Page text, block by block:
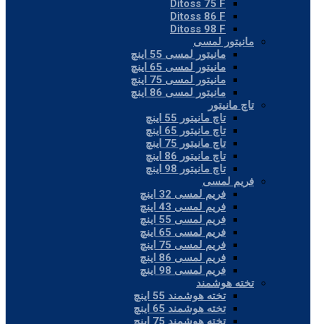
Ditoss 75 F
Ditoss 86 F
Ditoss 98 F
مانیتور لمسی
مانیتور لمسی 55 اینچ
مانیتور لمسی 65 اینچ
مانیتور لمسی 75 اینچ
مانیتور لمسی 86 اینچ
تاچ مانیتور
تاچ مانیتور 55 اینچ
تاچ مانیتور 65 اینچ
تاچ مانیتور 75 اینچ
تاچ مانیتور 86 اینچ
تاچ مانیتور 98 اینچ
فریم لمسی
فریم لمسی 32 اینچ
فریم لمسی 43 اینچ
فریم لمسی 55 اینچ
فریم لمسی 65 اینچ
فریم لمسی 75 اینچ
فریم لمسی 86 اینچ
فریم لمسی 98 اینچ
تخته هوشمند
تخته هوشمند 55 اینچ
تخته هوشمند 65 اینچ
تخته هوشمند 75 اینچ